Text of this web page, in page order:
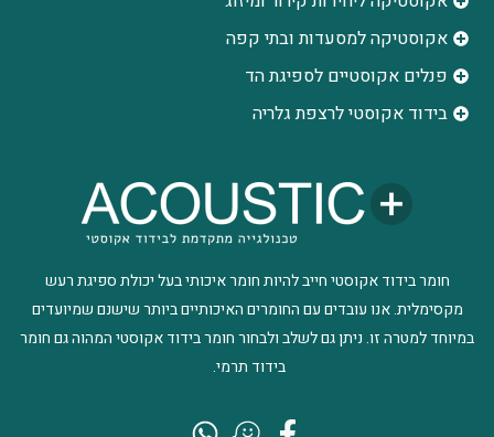
חומר בידוד אקוסטי חייב להיות חומר איכותי בעל יכולת ספיגת רעש
מקסימלית. אנו עובדים עם החומרים האיכותיים ביותר שישנם שמיועדים
במיוחד למטרה זו. ניתן גם לשלב ולבחור חומר בידוד אקוסטי המהוה גם חומר
בידוד תרמי.
אקוסטיקה למסעדות ובתי קפה
פנלים אקוסטיים לספיגת הד
בידוד אקוסטי לרצפת גלריה